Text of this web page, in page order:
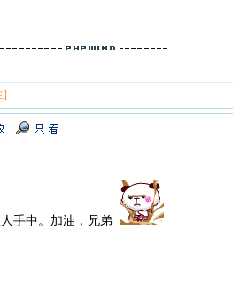
]
手中。加油，兄弟